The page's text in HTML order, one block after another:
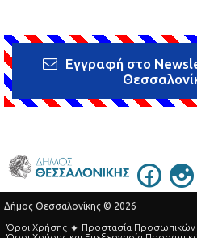
Εγγραφή στο
Δήμος Θεσσαλονίκης © 2026
Όροι Χρήσης
Προστασία